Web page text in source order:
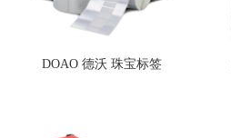
DOAO 德沃 珠宝标签